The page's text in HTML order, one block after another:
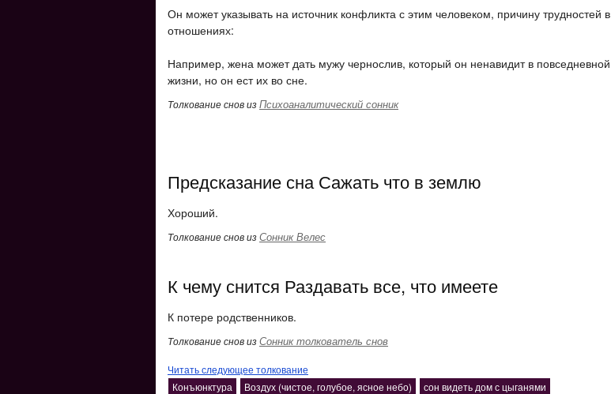
Он может указывать на источник конфликта с этим человеком, причину трудностей в
отношениях:
Например, жена может дать мужу чернослив, который он ненавидит в повседневной
жизни, но он ест их во сне.
Толкование снов изПсихоаналитический сонник
Предсказание сна Сажать что в землю
Хороший.
Толкование снов изСонник Велес
К чему снится Раздавать все, что имеете
К потере родственников.
Толкование снов изСонник толкователь снов
Читать следующее толкование
Конъюнктура
Воздух (чистое, голубое, ясное небо) сон видеть дом с цыганями